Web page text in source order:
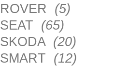
ROVER (5)
SEAT (65)
SKODA (20)
SMART (12)